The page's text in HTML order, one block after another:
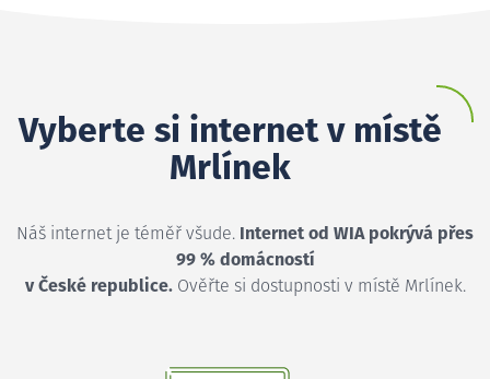
Vyberte si internet v místě
Mrlínek
Náš internet je téměř všude. Internet od WIA pokrývá přes
99 % domácností
v České republice.Ověřte si dostupnosti v místě Mrlínek.